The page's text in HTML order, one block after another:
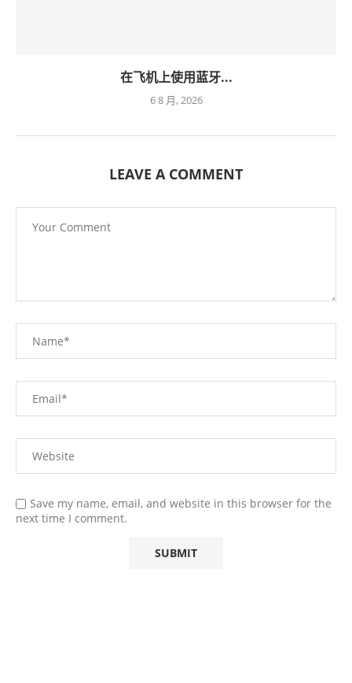
在飞机上使用蓝牙...
6 8 月, 2026
LEAVE A COMMENT
Save my name, email, and website in this browser for the
next time I comment.